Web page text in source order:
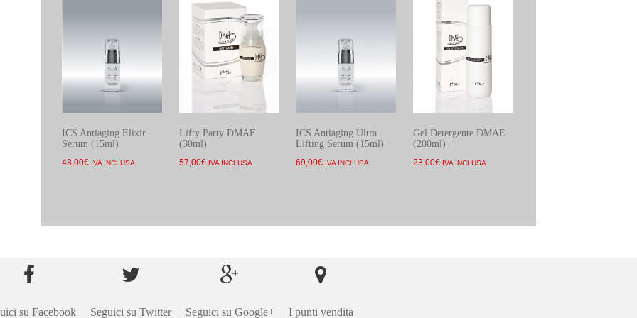
ICS Antiaging Elixir
Serum (15ml)
48,00€ IVA INCLUSA
Lifty Party DMAE
(30ml)
57,00€ IVA INCLUSA
ICS Antiaging Ultra
Lifting Serum (15ml)
69,00€ IVA INCLUSA
Gel Detergente DMAE
(200ml)
23,00€ IVA INCLUSA
su Facebook Seguici su Twitter Seguici su Google+ I punti vendita